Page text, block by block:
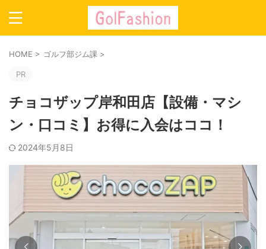
HOME > ゴルフ部ジム課 >
PR
チョコザップ岸和田店【設備・マシ
ン・口コミ】お得に入会はココ！
2024年5月8日